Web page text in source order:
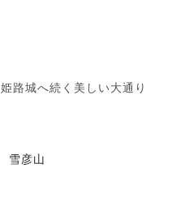
姫路城へ続く美しい大通り
雪彦山